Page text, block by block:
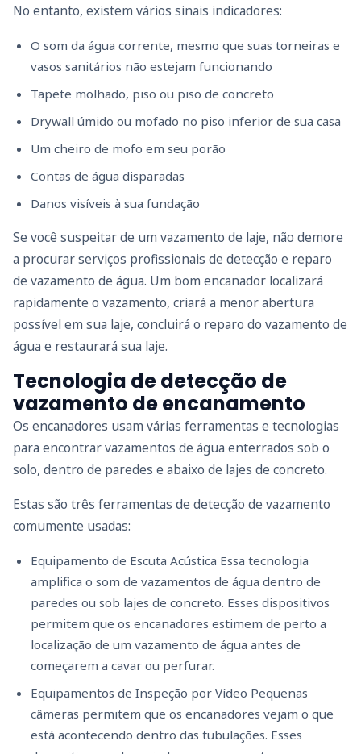
No entanto, existem vários sinais indicadores:
O som da água corrente, mesmo que suas torneiras e
vasos sanitários não estejam funcionando
Tapete molhado, piso ou piso de concreto
Drywall úmido ou mofado no piso inferior de sua casa
Um cheiro de mofo em seu porão
Contas de água disparadas
Danos visíveis à sua fundação
Se você suspeitar de um vazamento de laje, não demore
a procurar serviços profissionais de detecção e reparo
de vazamento de água. Um bom encanador localizará
rapidamente o vazamento, criará a menor abertura
possível em sua laje, concluirá o reparo do vazamento de
água e restaurará sua laje.
Tecnologia de detecção de
vazamento de encanamento
Os encanadores usam várias ferramentas e tecnologias
para encontrar vazamentos de água enterrados sob o
solo, dentro de paredes e abaixo de lajes de concreto.
Estas são três ferramentas de detecção de vazamento
comumente usadas:
Equipamento de Escuta Acústica Essa tecnologia
amplifica o som de vazamentos de água dentro de
paredes ou sob lajes de concreto. Esses dispositivos
permitem que os encanadores estimem de perto a
localização de um vazamento de água antes de
começarem a cavar ou perfurar.
Equipamentos de Inspeção por Vídeo Pequenas
câmeras permitem que os encanadores vejam o que
está acontecendo dentro das tubulações. Esses